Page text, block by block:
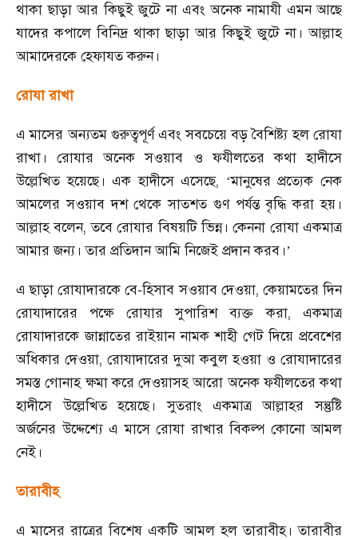
থাকা ছাড়া আর কিছুই জুটে না এবং অনেক নামাযী এমন আছে
যাদের কপালে বিনিদ্র থাকা ছাড়া আর কিছুই জুটে না। আল্লাহ
আমাদেরকে হেফাযত করুন।
রোযা রাখা
এ মাসের অন্যতম গুরুত্বপূর্ণ এবং সবচেয়ে বড় বৈশিষ্ট্য হল রোযা
রাখা। রোযার অনেক সওয়াব ও ফযীলতের কথা হাদীসে
উল্লেখিত হয়েছে। এক হাদীসে এসেছে, ‘মানুষের প্রত্যেক নেক
আমলের সওয়াব দশ থেকে সাতশত গুণ পর্যন্ত বৃদ্ধি করা হয়।
আল্লাহ বলেন,তবে রোযার বিষয়টি ভিন্ন। কেননা রোযা একমাত্র
আমার জন্য। তার প্রতিদান আমি নিজেই প্রদান করব।’
এ ছাড়া রোযাদারকে বে-হিসাব সওয়াব দেওয়া, কেয়ামতের দিন
রোযাদারের পক্ষে রোযার সুপারিশ ব্যক্ত করা,একমাত্র
রোযাদারকে জান্নাতের রাইয়ান নামক শাহী গেট দিয়ে প্রবেশের
অধিকার দেওয়া, রোযাদারের দুআ কবুল হওয়া ও রোযাদারের
সমস্ত গোনাহ ক্ষমা করে দেওয়াসহ আরো অনেক ফযীলতের কথা
হাদীসে উল্লেখিত হয়েছে। সুতরাং একমাত্র আল্লাহর সন্তুষ্টি
অর্জনের উদ্দেশ্যে এ মাসে রোযা রাখার বিকল্প কোনো আমল
নেই।
তারাবীহ
এ মাসের রাত্রের বিশেষ একটি আমল হল তারাবীহ। তারাবীর